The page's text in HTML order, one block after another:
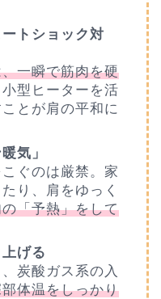
トショック対
一瞬で筋肉を硬
型ヒーターを活
とが肩の平和に
気」
ぐのは厳禁。家
り、肩をゆっく
「予熱」をして
げる
炭酸ガス系の入
体温をしっかり